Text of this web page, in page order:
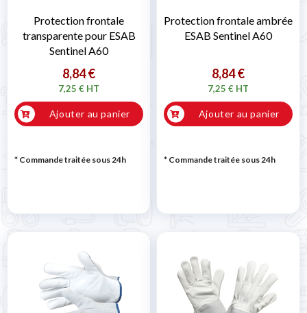
Protection frontale
transparente pour ESAB
Sentinel A60
8,84 €
7,25 € HT
Ajouter au panier
* Commande traitée sous 24h
Protection frontale ambrée
ESAB Sentinel A60
8,84 €
7,25 € HT
Ajouter au panier
* Commande traitée sous 24h